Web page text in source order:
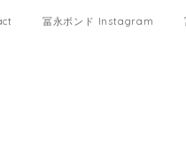
冨永ボンド Instagram